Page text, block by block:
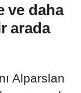
ve daha
arada
Alparslan